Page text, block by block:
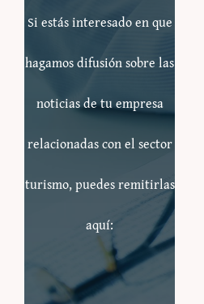
Si estás interesado en que
hagamos difusión sobre las
noticias de tu empresa
relacionadas con el sector
turismo, puedes remitirlas
aquí: